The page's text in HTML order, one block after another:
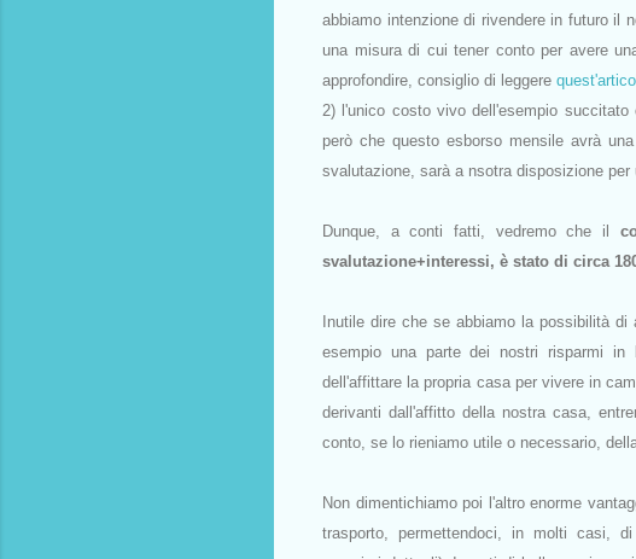
abbiamo intenzione di rivendere in futuro il
una misura di cui tener conto per avere
approfondire, consiglio di leggere
2) l'unico costo vivo dell'esempio
però che questo esborso mensile avrà
svalutazione, sarà a nsotra disposizione per
Dunque, a conti fatti, vedremo che il
svalutazione+interessi, è stato di circa
Inutile dire che se abbiamo la possibilità
esempio una parte dei nostri risparmi
dell'affittare la propria casa per vivere in
derivanti dall'affitto della nostra casa,
conto, se lo rieniamo utile o necessario,
Non dimentichiamo poi l'altro enorme
trasporto, permettendoci, in molti casi,